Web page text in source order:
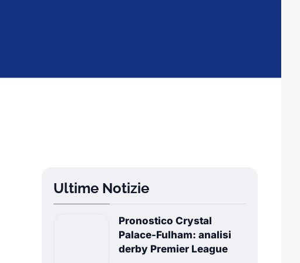
Ultime Notizie
Pronostico Crystal
Palace-Fulham: analisi
derby Premier League